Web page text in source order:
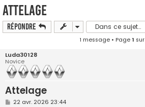
Attelage
Répondre
1 message • Page1 sur
Luda30128
Novice
Attelage
M
22 avr. 2026 23:44